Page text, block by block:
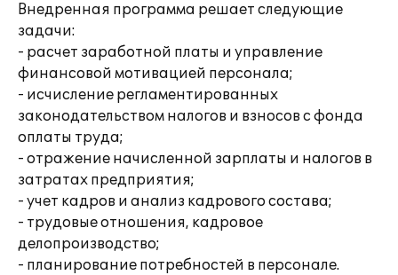
Внедренная программа решает следующие
задачи:
- расчет заработной платы и управление
финансовой мотивацией персонала;
- исчисление регламентированных
законодательством налогов и взносов с фонда
оплаты труда;
- отражение начисленной зарплаты и налогов в
затратах предприятия;
- учет кадров и анализ кадрового состава;
- трудовые отношения, кадровое
делопроизводство;
- планирование потребностей в персонале.